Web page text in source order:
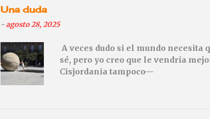
a
r
n
c
o
m
a
Una duda
-agosto 28, 2025
A veces dudo si el mundo necesita
sé, pero yo creo que le vendría
Cisjordania tampoco—